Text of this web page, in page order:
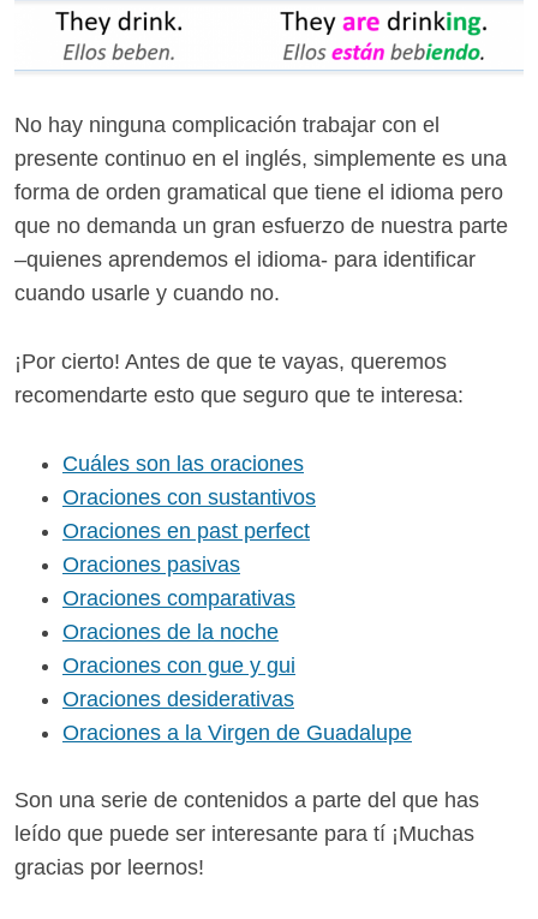
No hay ninguna complicación trabajar con el
presente continuo en el inglés, simplemente es una
forma de orden gramatical que tiene el idioma pero
que no demanda un gran esfuerzo de nuestra parte
–quienes aprendemos el idioma- para identificar
cuando usarle y cuando no.
¡Por cierto! Antes de que te vayas, queremos
recomendarte esto que seguro que te interesa:
Cuáles son las oraciones
Oraciones con sustantivos
Oraciones en past perfect
Oraciones pasivas
Oraciones comparativas
Oraciones de la noche
Oraciones con gue y gui
Oraciones desiderativas
Oraciones a la Virgen de Guadalupe
Son una serie de contenidos a parte del que has
leído que puede ser interesante para tí ¡Muchas
gracias por leernos!